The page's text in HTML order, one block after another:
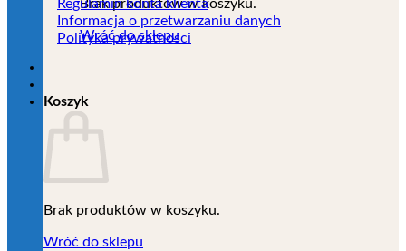
Brak produktów w koszyku.
Wróć do sklepu
Koszyk
Brak produktów w koszyku.
Wróć do sklepu
Regulamin konta klienta
Informacja o przetwarzaniu danych
Polityka prywatności